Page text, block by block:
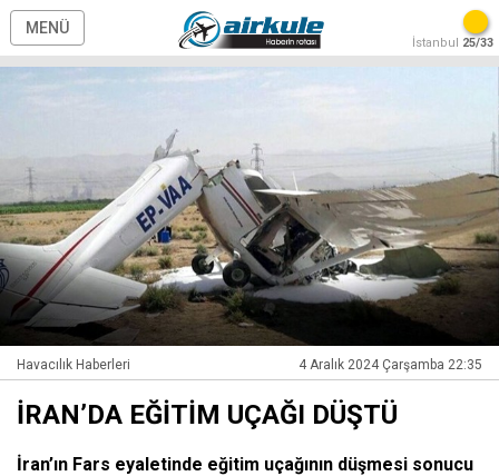
MENÜ
İstanbul 25/33
Havacılık Haberleri 4 Aralık 2024 Çarşamba 22:35
İRAN’DA EĞİTİM UÇAĞI DÜŞTÜ
İran’ın Fars eyaletinde eğitim uçağının düşmesi sonucu